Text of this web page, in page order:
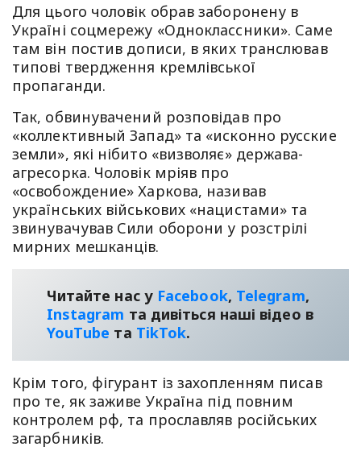
Для цього чоловік обрав заборонену в
Україні соцмережу «Одноклассники». Саме
там він постив дописи, в яких транслював
типові твердження кремлівської
пропаганди.
Так, обвинувачений розповідав про
«коллективный Запад» та «исконно русские
земли», які нібито «визволяє» держава-
агресорка. Чоловік мріяв про
«освобождение» Харкова, називав
українських військових «нацистами» та
звинувачував Сили оборони у розстрілі
мирних мешканців.
Читайте нас у Facebook, Telegram,
Instagram та дивіться наші відео в
YouТube та TikTok.
Крім того, фігурант із захопленням писав
про те, як заживе Україна під повним
контролем рф, та прославляв російських
загарбників.